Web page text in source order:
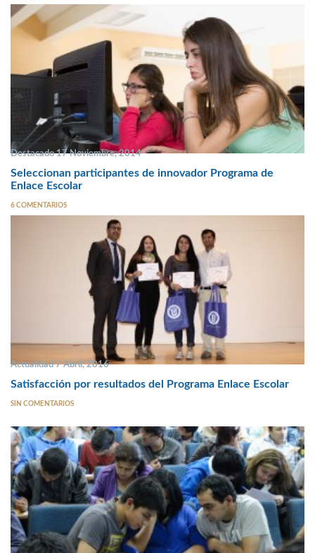
Destacado 17 Noviembre, 2014
Seleccionan participantes de innovador Programa de
Enlace Escolar
6 COMENTARIOS
Actualidad 7 Abril, 2016
Satisfacción por resultados del Programa Enlace Escolar
SIN COMENTARIOS